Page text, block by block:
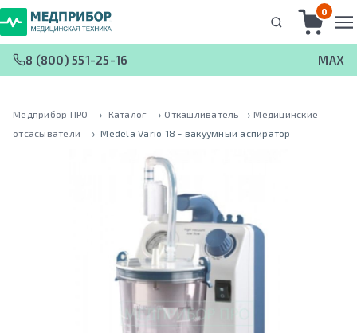
0
8 (800) 551-25-16 MAX
Медприбор ПРО → Каталог → Откашливатель → Медицинские
отсaсыватели
→ Medela Vario 18 - вакуумный аспиратор